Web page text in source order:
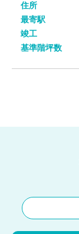
住所
最寄駅
竣工
基準階坪数